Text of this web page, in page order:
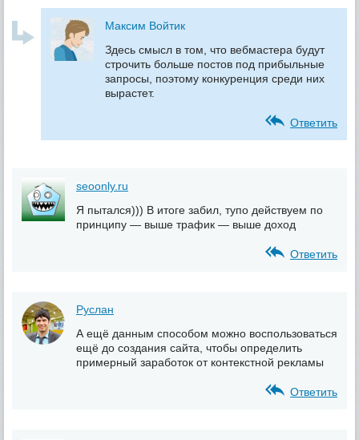
Максим Войтик
Здесь смысл в том, что вебмастера будут
строчить больше постов под прибыльные
запросы, поэтому конкуренция среди них
вырастет.
Ответить
seoonly.ru
Я пытался))) В итоге забил, тупо действуем по
принципу — выше трафик — выше доход
Ответить
Руслан
А ещё данным способом можно воспользоваться
ещё до создания сайта, чтобы определить
примерный заработок от контекстной рекламы
Ответить